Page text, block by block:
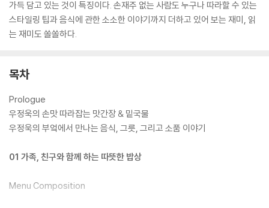
가득 담고 있는 것이 특징이다. 손재주 없는 사람도 누구나 따라할 수 있는
스타일링 팁과 음식에 관한 소소한 이야기까지 더하고 있어 보는 재미, 읽
는 재미도 쏠쏠하다.
목차
Prologue
우정욱의 손맛 따라잡는 맛간장 & 밑국물
우정욱의 부엌에서 만나는 음식, 그릇, 그리고 소품 이야기
01 가족, 친구와 함께 하는 따뜻한 밥상
Menu Composition